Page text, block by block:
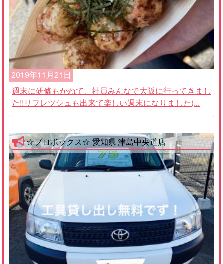
2019年11月21日
週末に研修もかねて、社員みんなで大阪に行ってきまし
た!!リフレツシュも出来て楽しい週末になりました(...
☆プロボックス☆ 愛知県 津島中央道店